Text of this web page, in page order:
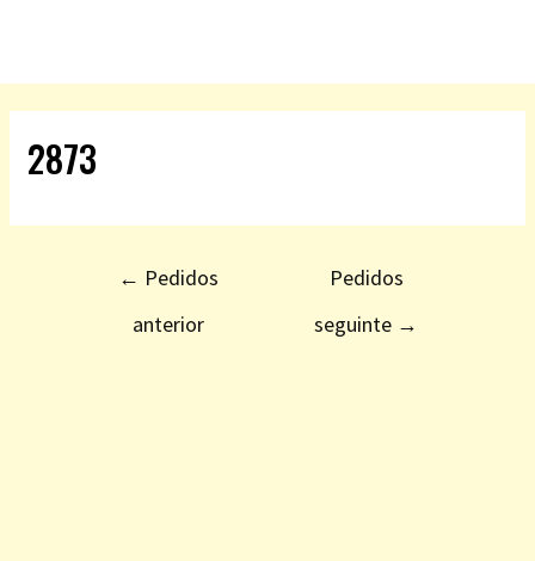
2873
← Pedidos
anterior
Pedidos
seguinte →